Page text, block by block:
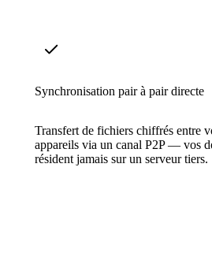
Synchronisation pair à pair directe
Transfert de fichiers chiffrés entre
appareils via un canal P2P — vos
résident jamais sur un serveur tiers.